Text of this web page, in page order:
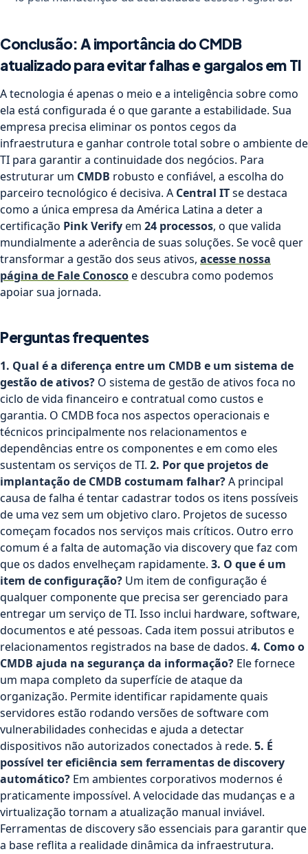
Conclusão: A importância do CMDB
atualizado para evitar falhas e gargalos em TI
A tecnologia é apenas o meio e a inteligência sobre como
ela está configurada é o que garante a estabilidade. Sua
empresa precisa eliminar os pontos cegos da
infraestrutura e ganhar controle total sobre o ambiente de
TI para garantir a continuidade dos negócios. Para
estruturar um CMDB robusto e confiável, a escolha do
parceiro tecnológico é decisiva. A Central ITse destaca
como a única empresa da América Latina a deter a
certificação Pink Verifyem 24 processos, o que valida
mundialmente a aderência de suas soluções. Se você quer
transformar a gestão dos seus ativos, acesse nossa
página de Fale Conoscoe descubra como podemos
apoiar sua jornada.
Perguntas frequentes
1. Qual é a diferença entre um CMDB e um sistema de
gestão de ativos? O sistema de gestão de ativos foca no
ciclo de vida financeiro e contratual como custos e
garantia. O CMDB foca nos aspectos operacionais e
técnicos principalmente nos relacionamentos e
dependências entre os componentes e em como eles
sustentam os serviços de TI. 2. Por que projetos de
implantação de CMDB costumam falhar?A principal
causa de falha é tentar cadastrar todos os itens possíveis
de uma vez sem um objetivo claro. Projetos de sucesso
começam focados nos serviços mais críticos. Outro erro
comum é a falta de automação via discovery que faz com
que os dados envelheçam rapidamente. 3. O que é um
item de configuração? Um item de configuração é
qualquer componente que precisa ser gerenciado para
entregar um serviço de TI. Isso inclui hardware, software,
documentos e até pessoas. Cada item possui atributos e
relacionamentos registrados na base de dados. 4. Como o
CMDB ajuda na segurança da informação? Ele fornece
um mapa completo da superfície de ataque da
organização. Permite identificar rapidamente quais
servidores estão rodando versões de software com
vulnerabilidades conhecidas e ajuda a detectar
dispositivos não autorizados conectados à rede. 5. É
possível ter eficiência sem ferramentas de discovery
automático? Em ambientes corporativos modernos é
praticamente impossível. A velocidade das mudanças e a
virtualização tornam a atualização manual inviável.
Ferramentas de discovery são essenciais para garantir que
a base reflita a realidade dinâmica da infraestrutura.